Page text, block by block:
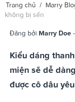
Trang chủ / Marry
không bị sến
Đăng bởi Marry Doe
Kiểu dáng
miện sẽ dễ
được cô dâu